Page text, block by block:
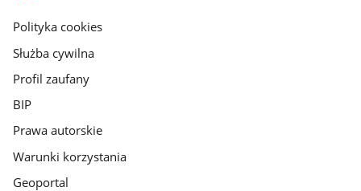
gov.pl
Polityka cookies
Służba cywilna
Profil zaufany
BIP
Prawa autorskie
Warunki korzystania
Geoportal